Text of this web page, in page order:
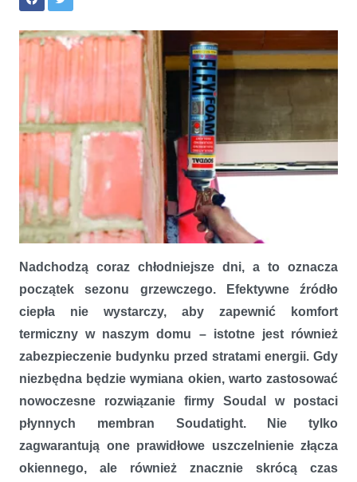
Nadchodzą coraz chłodniejsze dni, a to oznacza
początek sezonu grzewczego. Efektywne źródło
ciepła nie wystarczy, aby zapewnić komfort
termiczny w naszym domu – istotne jest również
zabezpieczenie budynku przed stratami energii. Gdy
niezbędna będzie wymiana okien, warto zastosować
nowoczesne rozwiązanie firmy Soudal w postaci
płynnych membran Soudatight. Nie tylko
zagwarantują one prawidłowe uszczelnienie złącza
okiennego, ale również znacznie skrócą czas